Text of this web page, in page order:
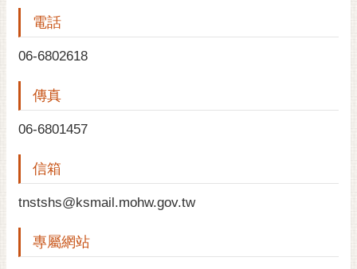
市政資訊
市民互動
偉
花
泉
桐
電話
06-6802618
傳真
06-6801457
信箱
tnstshs@ksmail.mohw.gov.tw
專屬網站